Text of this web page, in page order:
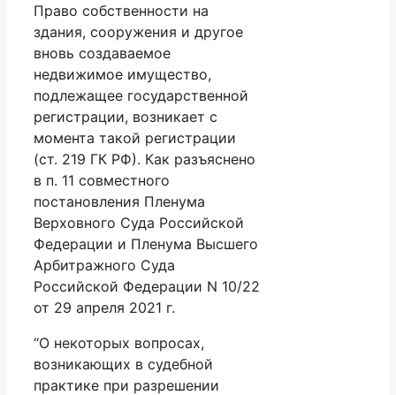
Право собственности на
здания, сооружения и другое
вновь создаваемое
недвижимое имущество,
подлежащее государственной
регистрации, возникает с
момента такой регистрации
(ст. 219 ГК РФ). Как разъяснено
в п. 11 совместного
постановления Пленума
Верховного Суда Российской
Федерации и Пленума Высшего
Арбитражного Суда
Российской Федерации N 10/22
от 29 апреля 2021 г.
“О некоторых вопросах,
возникающих в судебной
практике при разрешении